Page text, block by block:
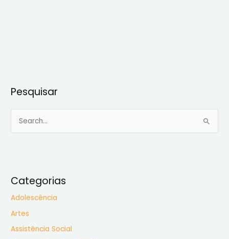
Pesquisar
e
u
a
r
Categorias
Adolescência
Artes
Assistência Social